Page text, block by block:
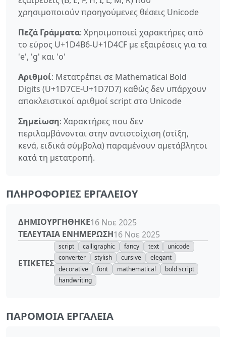
χρησιμοποιούν προηγούμενες θέσεις Unicode
Πεζά Γράμματα: Χρησιμοποιεί χαρακτήρες από
το εύρος U+1D4B6-U+1D4CF με εξαιρέσεις για τα
'e', 'g' και 'o'
Αριθμοί: Μετατρέπει σε Mathematical Bold
Digits (U+1D7CE-U+1D7D7) καθώς δεν υπάρχουν
αποκλειστικοί αριθμοί script στο Unicode
Σημείωση: Χαρακτήρες που δεν
περιλαμβάνονται στην αντιστοίχιση (στίξη,
κενά, ειδικά σύμβολα) παραμένουν αμετάβλητοι
κατά τη μετατροπή.
ΠΛΗΡΟΦΟΡΊΕΣ ΕΡΓΑΛΕΊΟΥ
ΔΗΜΙΟΥΡΓΉΘΗΚΕ16 Νοε 2025
ΤΕΛΕΥΤΑΊΑ ΕΝΗΜΈΡΩΣΗ16 Νοε 2025
ΕΤΙΚΈΤΕΣ
script calligraphic fancy text
unicode
converter
stylish cursive
elegant
decorative
font mathematical
bold script
handwriting
ΠΑΡΌΜΟΙΑ ΕΡΓΑΛΕΊΑ